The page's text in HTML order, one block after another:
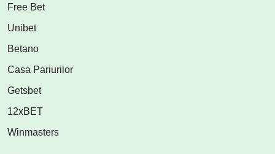
Free Bet
Unibet
Betano
Casa Pariurilor
Getsbet
12xBET
Winmasters